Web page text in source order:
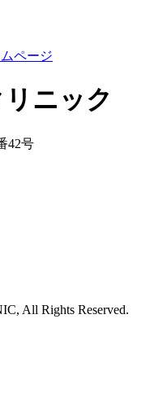
ニック
42号
All Rights Reserved.